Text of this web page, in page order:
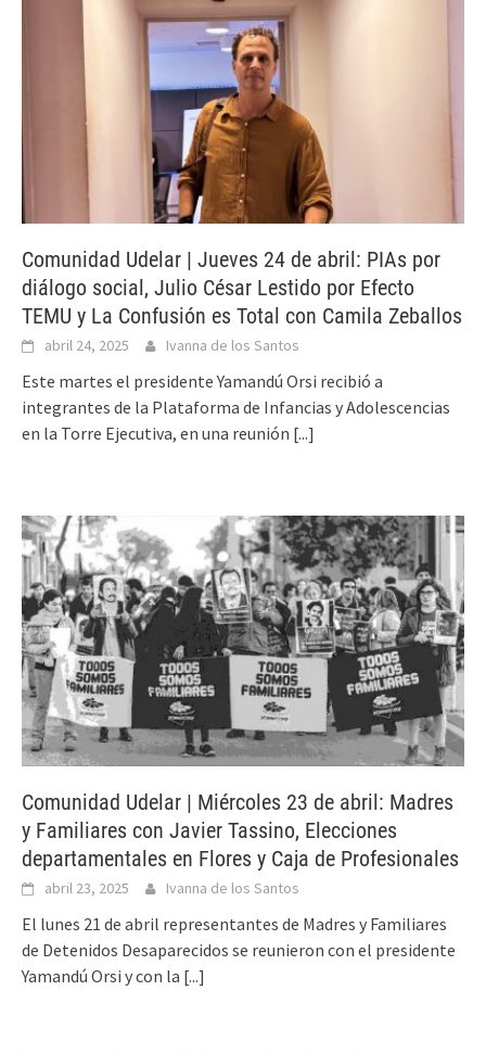
Comunidad Udelar | Jueves 24 de abril: PIAs por
diálogo social, Julio César Lestido por Efecto
TEMU y La Confusión es Total con Camila Zeballos
abril 24, 2025 Ivanna de los Santos
Este martes el presidente Yamandú Orsi recibió a
integrantes de la Plataforma de Infancias y Adolescencias
en la Torre Ejecutiva, en una reunión [...]
Comunidad Udelar | Miércoles 23 de abril: Madres
y Familiares con Javier Tassino, Elecciones
departamentales en Flores y Caja de Profesionales
abril 23, 2025 Ivanna de los Santos
El lunes 21 de abril representantes de Madres y Familiares
de Detenidos Desaparecidos se reunieron con el presidente
Yamandú Orsi y con la [...]